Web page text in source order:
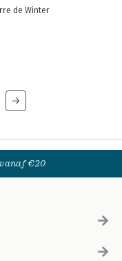
de Winter
€20